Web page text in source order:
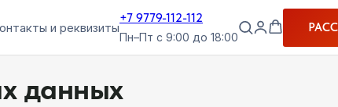
и реквизиты
+7 9779-112-112
Пн–Пт с 9:00 до 18:00
данных